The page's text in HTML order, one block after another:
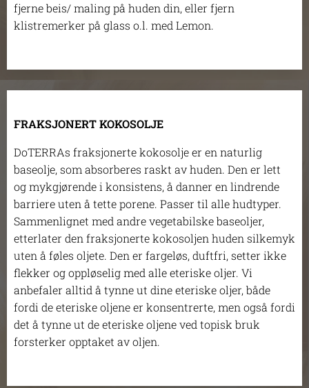
fjerne beis/ maling på huden din, eller fjern
klistremerker på glass o.l. med Lemon.
FRAKSJONERT KOKOSOLJE
DoTERRAs fraksjonerte kokosolje er en naturlig
baseolje, som absorberes raskt av huden. Den er lett
og mykgjørende i konsistens, å danner en lindrende
barriere uten å tette porene. Passer til alle hudtyper.
Sammenlignet med andre vegetabilske baseoljer,
etterlater den fraksjonerte kokosoljen huden silkemyk
uten å føles oljete. Den er fargeløs, duftfri, setter ikke
flekker og oppløselig med alle eteriske oljer. Vi
anbefaler alltid å tynne ut dine eteriske oljer, både
fordi de eteriske oljene er konsentrerte, men også fordi
det å tynne ut de eteriske oljene ved topisk bruk
forsterker opptaket av oljen.